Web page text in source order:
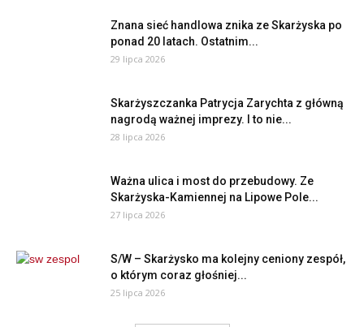
Znana sieć handlowa znika ze Skarżyska po
ponad 20 latach. Ostatnim...
29 lipca 2026
Skarżyszczanka Patrycja Zarychta z główną
nagrodą ważnej imprezy. I to nie...
28 lipca 2026
Ważna ulica i most do przebudowy. Ze
Skarżyska-Kamiennej na Lipowe Pole...
27 lipca 2026
S/W – Skarżysko ma kolejny ceniony zespół,
o którym coraz głośniej...
25 lipca 2026